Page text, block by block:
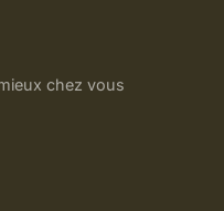
chez vous